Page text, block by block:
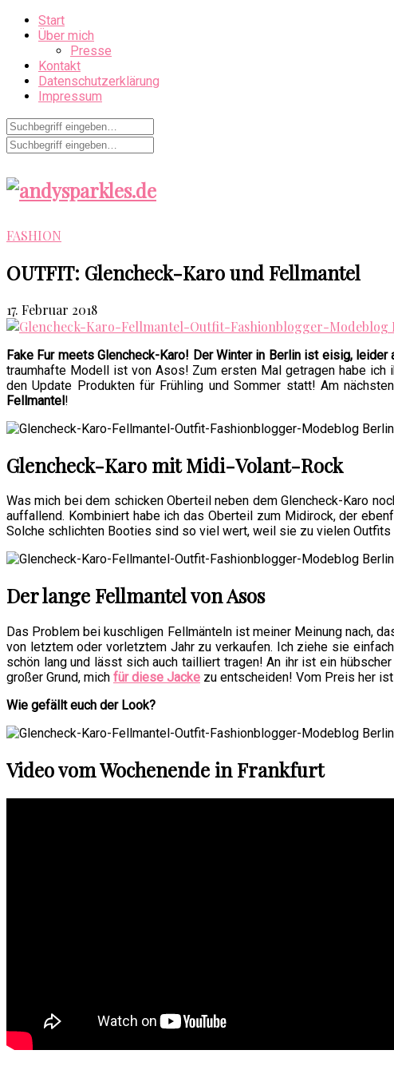
Start
Über mich
Presse
Kontakt
Datenschutzerklärung
Impressum
FASHION
OUTFIT: Glencheck-Karo und Fellmantel
17. Februar 2018
Fake Fur meets Glencheck-Karo! Der Winter in Berlin ist eisig,
traumhafte Modell ist von Asos! Zum ersten Mal getragen habe ich
den Update Produkten für Frühling und Sommer statt! Am
Fellmantel!
Glencheck-Karo mit Midi-Volant-Rock
Was mich bei dem schicken Oberteil neben dem Glencheck-Karo
auffallend. Kombiniert habe ich das Oberteil zum Midirock, der
Solche schlichten Booties sind so viel wert, weil sie zu vielen
Der lange Fellmantel von Asos
Das Problem bei kuschligen Fellmänteln ist meiner Meinung nach,
von letztem oder vorletztem Jahr zu verkaufen. Ich ziehe sie
schön lang und lässt sich auch tailliert tragen! An ihr ist ein
großer Grund, mich für diese Jacke zu entscheiden! Vom Preis her
Wie gefällt euch der Look?
Video vom Wochenende in Frankfurt